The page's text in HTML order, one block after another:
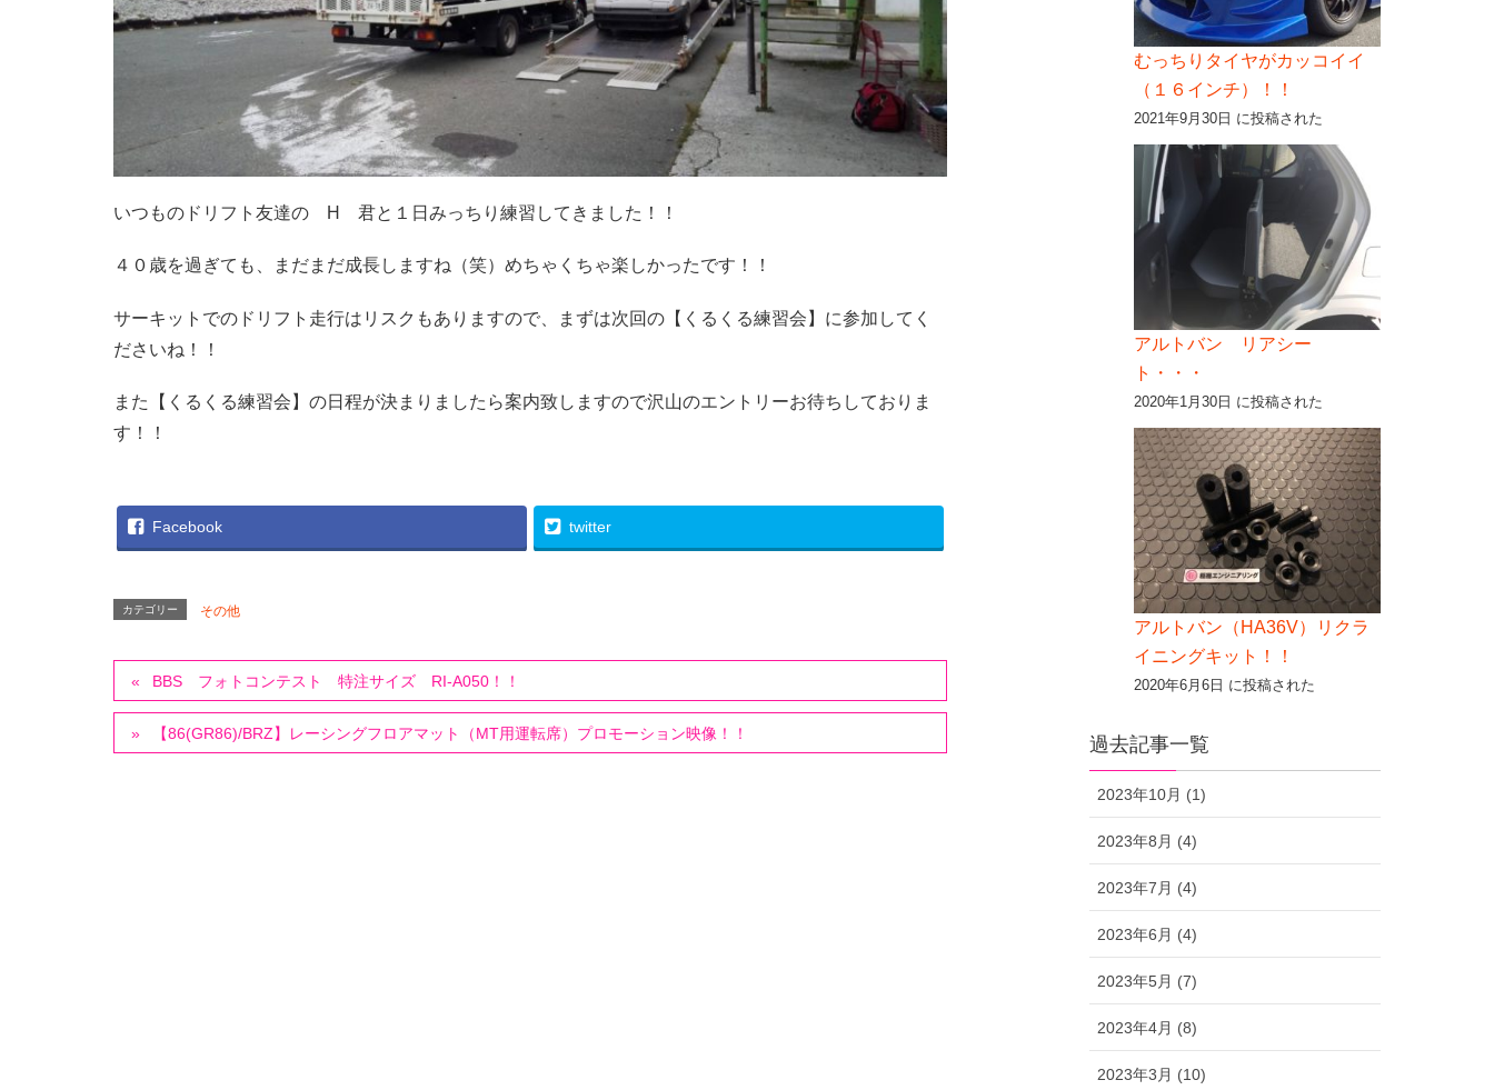
いつものドリフト友達の H 君と１日みっちり練習してきました！！
４０歳を過ぎても、まだまだ成長しますね（笑）めちゃくちゃ楽しかったです！！
サーキットでのドリフト走行はリスクもありますので、まずは次回の【くるくる練習会】に参加してく
ださいね！！
また【くるくる練習会】の日程が決まりましたら案内致しますので沢山のエントリーお待ちしておりま
す！！
Facebook twitter
カテゴリー その他
BBS フォトコンテスト 特注サイズ RI-A050！！
【86(GR86)/BRZ】レーシングフロアマット（MT用運転席）プロモーション映像！！
むっちりタイヤがカッコイイ
（１６インチ）！！
2021年9月30日 に投稿された
アルトバン リアシー
ト・・・
2020年1月30日 に投稿された
アルトバン（HA36V）リクラ
イニングキット！！
2020年6月6日 に投稿された
過去記事一覧
2023年10月 (1)
2023年8月 (4)
2023年7月 (4)
2023年6月 (4)
2023年5月 (7)
2023年4月 (8)
2023年3月 (10)